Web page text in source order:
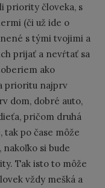
priority človeka, s
(či už ide o
s tými tvojimi a
prijať a nevŕtať sa
ako
prioritu najprv
dom, dobré auto,
pričom druhá
tak po čase môže
si bude
Tak isto to môže
vždy mešká a